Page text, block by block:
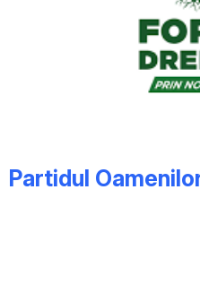
Partidul